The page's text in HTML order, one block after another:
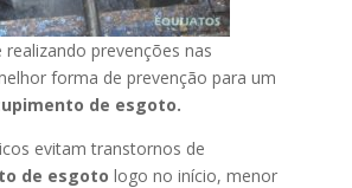
prevenções nas
forma de prevenção para um
de esgoto.
evitam transtornos de
de esgoto logo no início, menor